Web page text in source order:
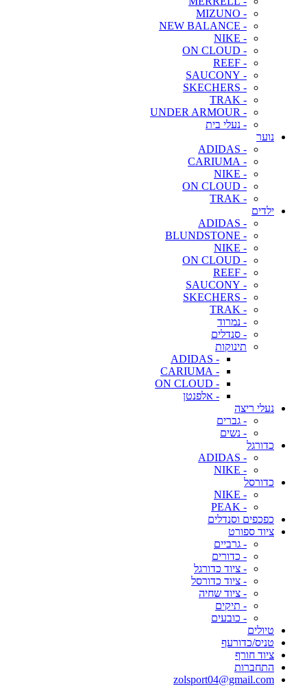
- MIZUNO
- NEW BALANCE
- NIKE
- ON CLOUD
- REEF
- SAUCONY
- SKECHERS
- TRAK
- UNDER ARMOUR
- נעלי בית
נוער
- ADIDAS
- CARIUMA
- NIKE
- ON CLOUD
- TRAK
ילדים
- ADIDAS
- BLUNDSTONE
- NIKE
- ON CLOUD
- REEF
- SAUCONY
- SKECHERS
- TRAK
- נמרוד
- סנדלים
תינוקות
- ADIDAS
- CARIUMA
- ON CLOUD
- אלפנטן
נעלי ריצה
- גברים
- נשים
כדורגל
- ADIDAS
- NIKE
כדורסל
- NIKE
- PEAK
כפכפים וסנדלים
ציוד ספורט
- גרביים
- כדורים
- ציוד כדורגל
- ציוד כדורסל
- ציוד שחיה
- תיקים
- כובעים
טיולים
טניס/כדורעף
ציוד חורף
התחברות
zolsport04@gmail.com